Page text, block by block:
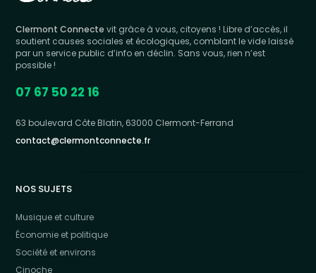
Clermont Connecte vit grâce à vous, citoyens ! Libre d’accès, il
soutient causes sociales et écologiques, comblant le vide laissé
par un service public d’info en déclin. Sans vous, rien n’est
possible !
07 67 50 22 16
63 boulevard Côte Blatin, 63000 Clermont-Ferrand
contact@clermontconnecte.fr
NOS SUJETS
Musique et culture
Économie et politique
Société et environs
Cinoche